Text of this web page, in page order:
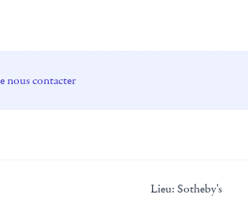
nous contacter
Lieu: Sotheby's